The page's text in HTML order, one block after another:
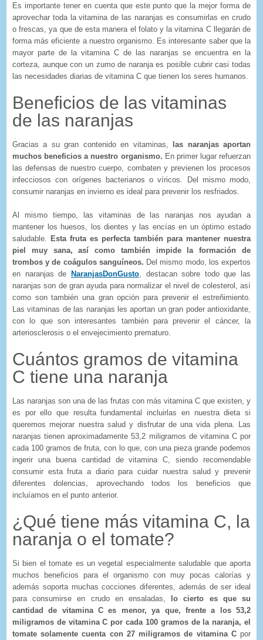
Es importante tener en cuenta que este punto que la mejor forma de
aprovechar toda la vitamina de las naranjas es consumirlas en crudo
o frescas, ya que de esta manera el folato y la vitamina C llegarán de
forma más eficiente a nuestro organismo. Es interesante saber que la
mayor parte de la vitamina C de las naranjas se encuentra en la
corteza, aunque con un zumo de naranja es posible cubrir casi todas
las necesidades diarias de vitamina C que tienen los seres humanos.
Beneficios de las vitaminas
de las naranjas
Gracias a su gran contenido en vitaminas, las naranjas aportan
muchos beneficios a nuestro organismo. En primer lugar refuerzan
las defensas de nuestro cuerpo, combaten y previenen los procesos
infecciosos con orígenes bacterianos o víricos. Del mismo modo,
consumir naranjas en invierno es ideal para prevenir los resfriados.
Al mismo tiempo, las vitaminas de las naranjas nos ayudan a
mantener los huesos, los dientes y las encías en un óptimo estado
saludable. Esta fruta es perfecta también para mantener nuestra
piel muy sana, así como también impide la formación de
trombos y de coágulos sanguíneos. Del mismo modo, los expertos
en naranjas de NaranjasDonGusto, destacan sobre todo que las
naranjas son de gran ayuda para normalizar el nivel de colesterol, así
como son también una gran opción para prevenir el estreñimiento.
Las vitaminas de las naranjas les aportan un gran poder antioxidante,
con lo que son interesantes también para prevenir el cáncer, la
arteriosclerosis o el envejecimiento prematuro.
Cuántos gramos de vitamina
C tiene una naranja
Las naranjas son una de las frutas con más vitamina C que existen, y
es por ello que resulta fundamental incluirlas en nuestra dieta si
queremos mejorar nuestra salud y disfrutar de una vida plena. Las
naranjas tienen aproximadamente 53,2 miligramos de vitamina C por
cada 100 gramos de fruta, con lo que, con una pieza grande podemos
ingerir una buena cantidad de vitamina C, siendo recomendable
consumir esta fruta a diario para cuidar nuestra salud y prevenir
diferentes dolencias, aprovechando todos los beneficios que
incluíamos en el punto anterior.
¿Qué tiene más vitamina C, la
naranja o el tomate?
Si bien el tomate es un vegetal especialmente saludable que aporta
muchos beneficios para el organismo con muy pocas calorías y
además soporta muchas cocciones diferentes, además de ser ideal
para consumirse en crudo en ensaladas, lo cierto es que su
cantidad de vitamina C es menor, ya que, frente a los 53,2
miligramos de vitamina C por cada 100 gramos de la naranja, el
tomate solamente cuenta con 27 miligramos de vitamina Cpor